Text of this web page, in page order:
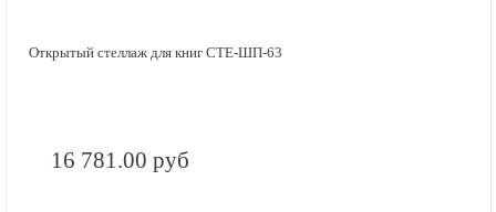
Открытый стеллаж для книг СТЕ-ШП-63
16 781.00 руб